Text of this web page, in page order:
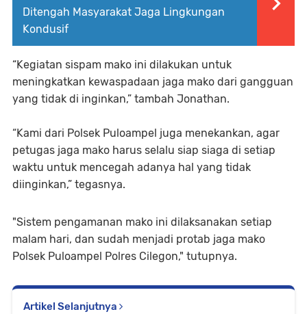
Ditengah Masyarakat Jaga Lingkungan
Kondusif
“Kegiatan sispam mako ini dilakukan untuk
meningkatkan kewaspadaan jaga mako dari gangguan
yang tidak di inginkan,” tambah Jonathan.
“Kami dari Polsek Puloampel juga menekankan, agar
petugas jaga mako harus selalu siap siaga di setiap
waktu untuk mencegah adanya hal yang tidak
diinginkan,” tegasnya.
"Sistem pengamanan mako ini dilaksanakan setiap
malam hari, dan sudah menjadi protab jaga mako
Polsek Puloampel Polres Cilegon," tutupnya.
Artikel Selanjutnya